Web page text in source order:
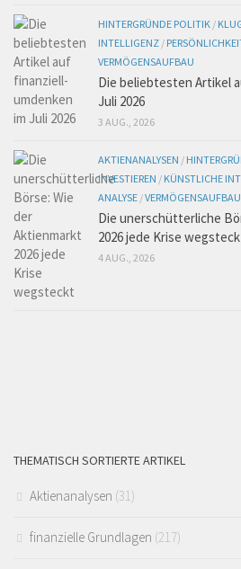
HINTERGRÜNDE POLITIK /
INTELLIGENZ /
VERMÖGENSAUFBAU
Die beliebtesten Artikel
Juli 2026
3 AUG., 2026
AKTIENANALYSEN /
INVESTIEREN / KÜNSTLICHE
ANALYSE /VERMÖGENSAUFBAU
Die unerschütterliche
2026 jede Krise
4 AUG., 2026
THEMATISCH SORTIERTE ARTIKEL
Aktienanalysen (31)
finanzielle Grundlagen (217)